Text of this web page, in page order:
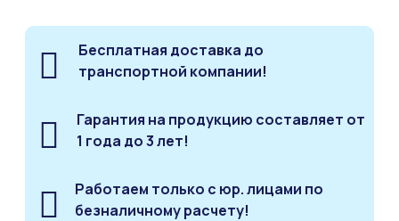
Бесплатная доставка до
транспортной компании!
Гарантия на продукцию составляет от
1 года до 3 лет!
Работаем только с юр. лицами по
безналичному расчету!